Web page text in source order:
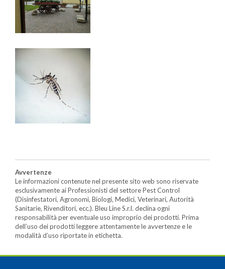
Avvertenze
Le informazioni contenute nel presente sito web sono riservate
esclusivamente ai Professionisti del settore Pest Control
(Disinfestatori, Agronomi, Biologi, Medici, Veterinari, Autorità
Sanitarie, Rivenditori, ecc.). Bleu Line S.r.l. declina ogni
responsabilità per eventuale uso improprio dei prodotti. Prima
dell’uso dei prodotti leggere attentamente le avvertenze e le
modalità d’uso riportate in etichetta.